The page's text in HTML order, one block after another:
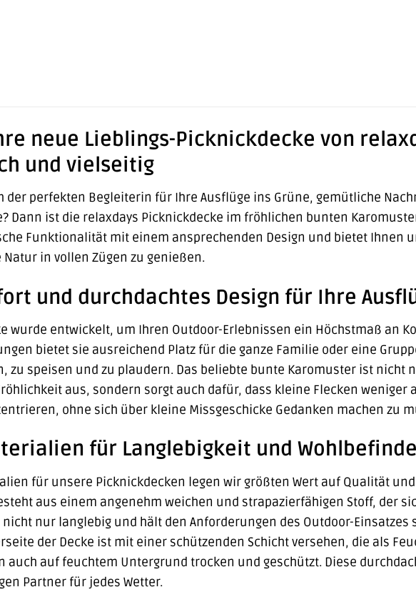
neue Lieblings-Picknickdecke von
und vielseitig
der perfekten Begleiterin für Ihre Ausflüge ins Grüne, gemütliche
Dann ist die relaxdays Picknickdecke im fröhlichen bunten
Funktionalität mit einem ansprechenden Design und bietet Ihnen
in vollen Zügen zu genießen.
und durchdachtes Design für Ihre
wurde entwickelt, um Ihren Outdoor-Erlebnissen ein Höchstmaß an
bietet sie ausreichend Platz für die ganze Familie oder eine
zu speisen und zu plaudern. Das beliebte bunte Karomuster ist nicht
aus, sondern sorgt auch dafür, dass kleine Flecken weniger
ohne sich über kleine Missgeschicke Gedanken machen zu
für Langlebigkeit und
für unsere Picknickdecken legen wir größten Wert auf Qualität
aus einem angenehm weichen und strapazierfähigen Stoff, der
nur langlebig und hält den Anforderungen des Outdoor-Einsatzes
der Decke ist mit einer schützenden Schicht versehen, die als
auch auf feuchtem Untergrund trocken und geschützt. Diese
Partner für jedes Wetter.